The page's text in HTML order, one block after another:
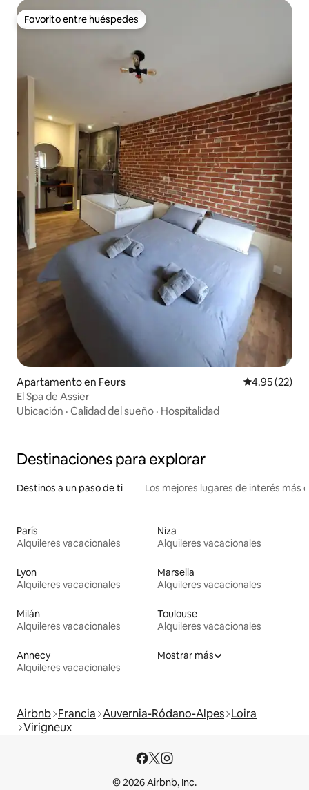
Favorito entre huéspedes
Favorito entre huéspedes
Apartamento en Feurs Calificación
4.95 (22)
El Spa de Assier
Ubicación · Calidad del sueño · Hospitalidad
Destinaciones para explorar
Destinos a un paso de ti Los mejores lugares de interés más
París
Alquileres vacacionales
Niza
Alquileres vacacionales
Lyon
Alquileres vacacionales
Marsella
Alquileres vacacionales
Milán
Alquileres vacacionales
Toulouse
Alquileres vacacionales
Annecy
Alquileres vacacionales
Mostrar más
Airbnb Francia Auvernia-Ródano-Alpes Loira
Virigneux
© 2026 Airbnb, Inc.